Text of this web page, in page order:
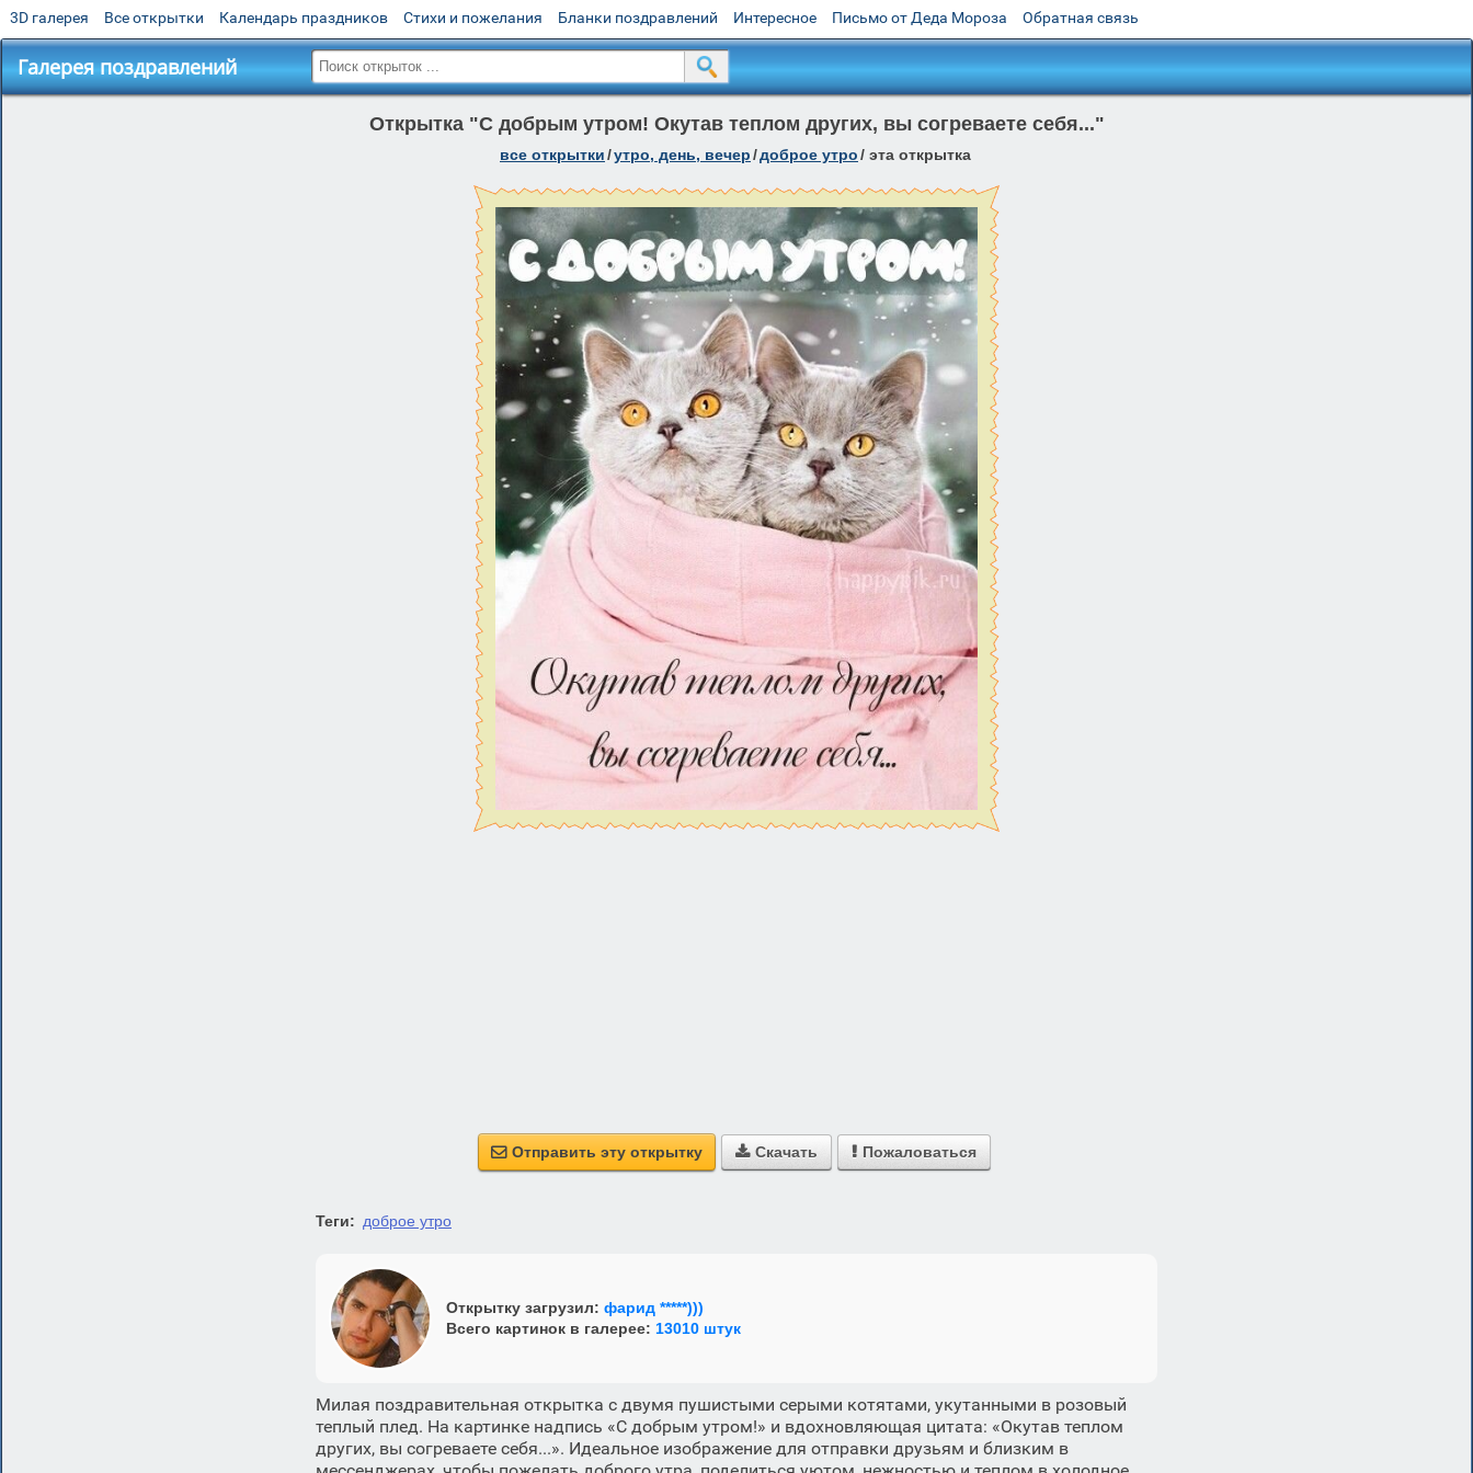
3D галерея Все открытки Календарь праздников Стихи и пожелания Бланки поздравлений Интересное Письмо от Деда Мороза Обратная связь
Галерея поздравлений
Открытка "С добрым утром! Окутав теплом других, вы согреваете себя..."
все открытки/утро, день, вечер/доброе утро/ эта открытка
 Отправить эту открытку  Скачать  Пожаловаться
Теги: доброе утро
Открытку загрузил: фарид *****)))
Всего картинок в галерее: 13010 штук
Милая поздравительная открытка с двумя пушистыми серыми котятами, укутанными в розовый
теплый плед. На картинке надпись «С добрым утром!» и вдохновляющая цитата: «Окутав теплом
других, вы согреваете себя...». Идеальное изображение для отправки друзьям и близким в